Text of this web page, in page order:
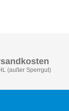
(außer Sperrgut)